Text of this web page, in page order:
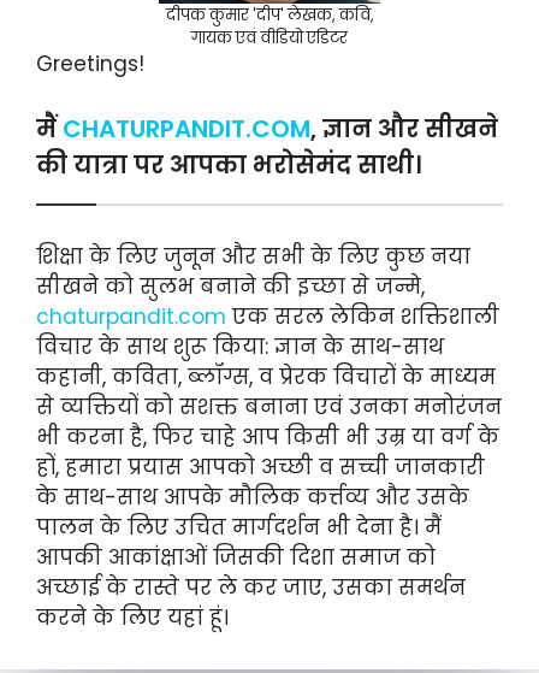
दीपक कुमार 'दीप' लेखक, कवि,
गायक एवं वीडियो एडिटर
Greetings!
मैंCHATURPANDIT.COM, ज्ञान और सीखने
की यात्रा पर आपका भरोसेमंद साथी।
शिक्षा के लिए जुनून और सभी के लिए कुछ नया
सीखने को सुलभ बनाने की इच्छा से जन्मे,
chaturpandit.com एक सरल लेकिन शक्तिशाली
विचार के साथ शुरू किया: ज्ञान के साथ-साथ
कहानी, कविता, ब्लॉग्स, व प्रेरक विचारों के माध्यम
से व्यक्तियों को सशक्त बनाना एवं उनका मनोरंजन
भी करना है, फिर चाहे आप किसी भी उम्र या वर्ग के
हों, हमारा प्रयास आपको अच्छी व सच्ची जानकारी
के साथ-साथ आपके मौलिक कर्त्तव्य और उसके
पालन के लिए उचित मार्गदर्शन भी देना है। मैं
आपकी आकांक्षाओं जिसकी दिशा समाज को
अच्छाई के रास्ते पर ले कर जाए, उसका समर्थन
करने के लिए यहां हूं।